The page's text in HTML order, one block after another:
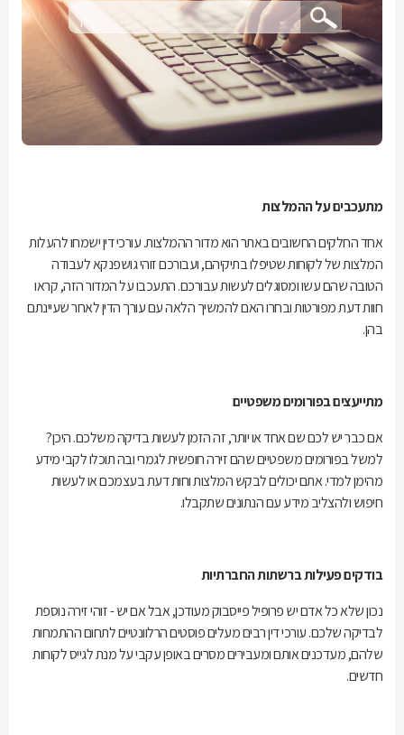
מתעכבים על ההמלצות
אחד החלקים החשובים באתר הוא מדור ההמלצות. עורכי דין ישמחו להעלות
המלצות של לקוחות שטיפלו בתיקיהם, ועבורכם זוהי גושפנקא לעבודה
הטובה שהם עשו ומסוגלים לעשות עבורכם. התעכבו על המדור הזה, קראו
חוות דעת מפורטות ובחרו האם להמשיך הלאה עם עורך הדין לאחר שעיינתם
בהן.
מתייעצים בפורומים משפטיים
אם כבר יש לכם שם אחד או יותר, זה הזמן לעשות בדיקה משלכם. היכן?
למשל בפורומים משפטיים שהם זירה חופשית לגמרי ובה תוכלו לקבי מידע
מהימן למדי. אתם יכולים לבקש המלצות וחות דעת בעצמכם או לעשות
חיפוש ולהצליב מידע עם הנתונים שתקבלו.
בודקים פעילות ברשתות החברתיות
נכון שלא כל אדם יש פרופיל פייסבוק מעודכן, אבל אם יש - זוהי זירה נוספת
לבדיקה שלכם. עורכי דין רבים מעלים פוסטים הרלוונטיים לתחום ההתמחות
שלהם, מעדכנים אותם ומעבירים מסרים באופן עקבי על מנת לגייס לקוחות
חדשים.